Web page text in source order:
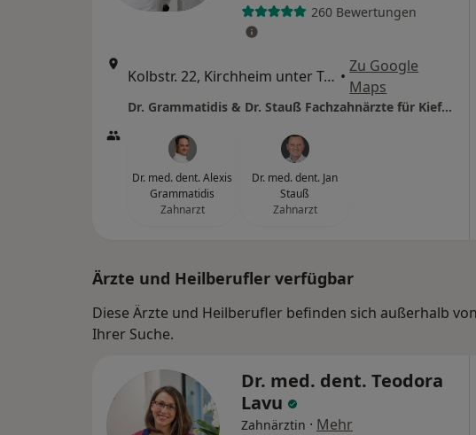
260 Bewertungen
Kolbstr. 22, Kirchheim unter Teck •
Zu Google
Maps
Dr. Grammatidis & Dr. Stauß Fachzahnärzte für Kieferorthopädie
Dr. med. dent. Alexis
Grammatidis
Zahnarzt
Dr. med. dent. Jan
Stauß
Zahnarzt
Ärzte und Heilberufler verfügbar
Diese Ärzte und Heilberufler befinden sich außerhalb
Ihrer Suche.
Dr. med. dent. Teodora
Lavu
Zahnärztin · Mehr